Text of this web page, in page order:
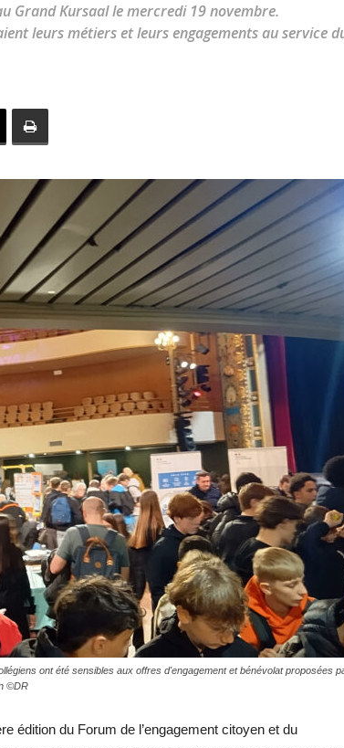
toute
locale
–
Hebdo25
Grand Kursaal le mercredi 19 novembre.
leurs métiers et leurs engagements au service
ont été sensibles aux offres d'engagement et bénévolat proposées
©DR
édition du Forum de l’engagement citoyen et du